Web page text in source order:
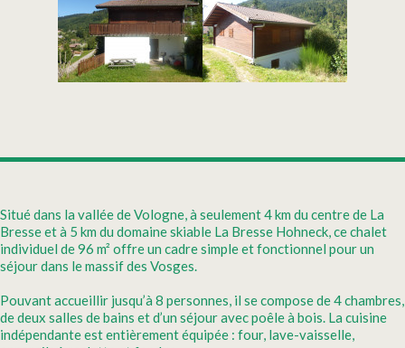
Situé dans la vallée de Vologne, à seulement 4 km du centre de La
Bresse et à 5 km du domaine skiable La Bresse Hohneck, ce chalet
individuel de 96 m² offre un cadre simple et fonctionnel pour un
séjour dans le massif des Vosges.
Pouvant accueillir jusqu’à 8 personnes, il se compose de 4 chambres,
de deux salles de bains et d’un séjour avec poêle à bois. La cuisine
indépendante est entièrement équipée : four, lave-vaisselle,